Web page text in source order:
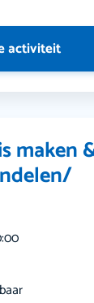
activiteit
maken